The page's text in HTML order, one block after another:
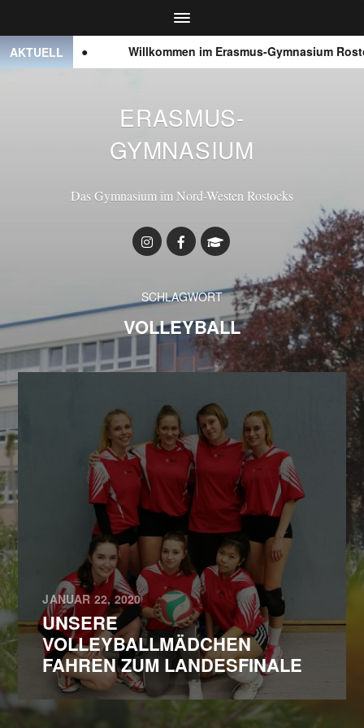
AKTUELL
● ● ● Willkommen im Erasmus-Gymnasium
ERASMUS-
GYMNASIUM
Das Gymnasium im Nord-Westen Rostocks
SCHLAGWORT
VOLLEYBALL
JANUAR 22, 2020
UNSERE
VOLLEYBALLMÄDCHEN
FAHREN ZUM LANDESFINALE